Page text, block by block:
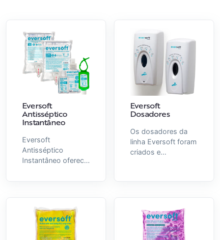
Eversoft
Antisséptico
Instantâneo
Eversoft
Antisséptico
Instantâneo oferece
alcoólica a 70%.
Ideal para
ambientes
Eversoft
Dosadores
Os dosadores da
linha Eversoft foram
criados e
duas versões:
Manual e
Automático.